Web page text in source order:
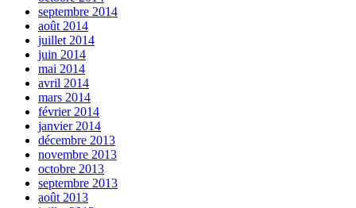
septembre 2014
août 2014
juillet 2014
juin 2014
mai 2014
avril 2014
mars 2014
février 2014
janvier 2014
décembre 2013
novembre 2013
octobre 2013
septembre 2013
août 2013